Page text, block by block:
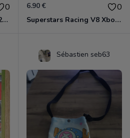
0
Tekken Tag Tournament 2 Xbox 360
6.90 € 0
Superstars Racing V8 Xbox 360
Sébastien seb63